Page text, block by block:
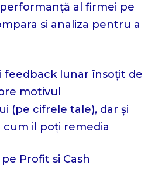
al firmei pe
si analiza pentru a
feedback lunar însoțit de
motivul
(pe cifrele tale), dar și
cum il poți remedia
Profit si Cash